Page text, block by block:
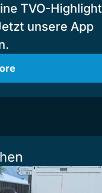
TVO-
unsere App